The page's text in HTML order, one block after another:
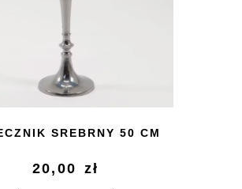
SREBRNY 50 CM
20,00 zł